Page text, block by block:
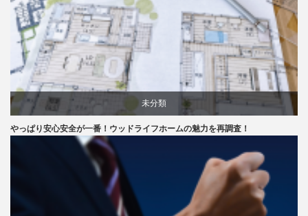
未分類
やっぱり安心安全が一番！ウッドライフホームの魅力を再調査！